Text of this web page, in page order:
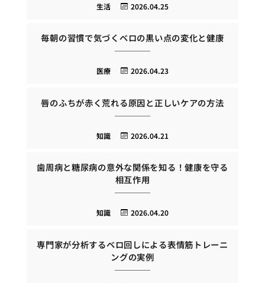
2026.04.25
生活
毎朝の習慣で気づくベロの黒い点の変化と健康
2026.04.23
医療
唇のふちが赤く荒れる原因と正しいケアの方法
2026.04.21
知識
歯周病と糖尿病の意外な関係を知る！健康を守る
相互作用
2026.04.20
知識
専門家が分析するベロ回しによる表情筋トレーニ
ングの実例